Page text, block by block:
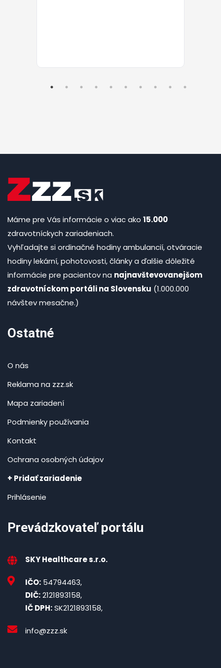
Máme pre Vás informácie o viac ako 15.000
zdravotníckych zariadeniach.
Vyhľadajte si ordinačné hodiny ambulancií, otváracie
hodiny lekární, pohotovosti, články a ďalšie dôležité
informácie pre pacientov na najnavštevovanejšom
zdravotníckom portáli na Slovensku (1.000.000
návštev mesačne.)
Ostatné
O nás
Reklama na zzz.sk
Mapa zariadení
Podmienky používania
Kontakt
Ochrana osobných údajov
+ Pridať zariadenie
Prihlásenie
Prevádzkovateľ portálu
SKY Healthcare s.r.o.
IČO: 54794463,
DIČ:2121893158,
IČ DPH:SK2121893158,
info@zzz.sk